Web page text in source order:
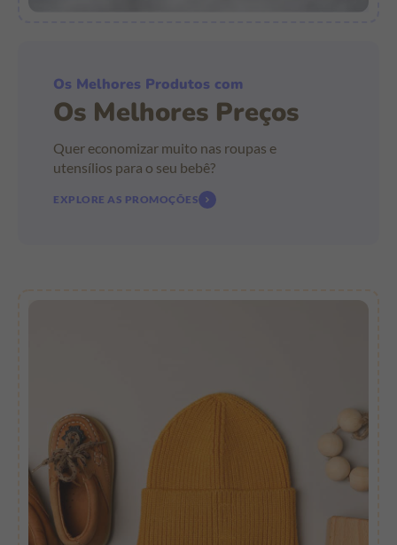
Os Melhores Produtos com
Os Melhores Preços
Quer economizar muito nas roupas e
utensílios para o seu bebê?
EXPLORE AS PROMOÇÕES